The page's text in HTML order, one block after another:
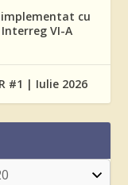
implementat cu
VI-A
#1 | Iulie 2026